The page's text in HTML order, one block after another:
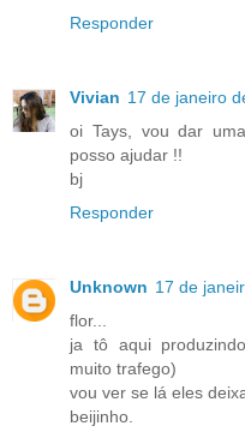
Responder
Vivian 17 de janeiro
oi Tays, vou dar
posso ajudar !!
bj
Responder
Unknown 17 de
flor...
ja tô aqui
muito trafego)
vou ver se lá eles
beijinho.